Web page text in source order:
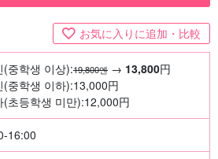
お気に入りに追加・比較
(중학생 이상):19,800엔 → 13,800円
(중학생 이하):13,000円
(초등학생 미만):12,000円
16:00